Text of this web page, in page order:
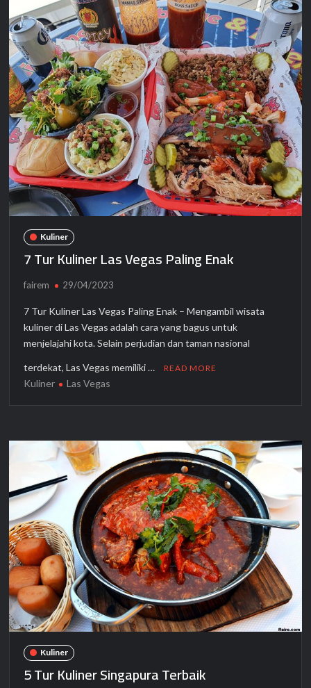
Kuliner
7 Tur Kuliner Las Vegas Paling Enak
fairem 29/04/2023
7 Tur Kuliner Las Vegas Paling Enak – Mengambil wisata
kuliner di Las Vegas adalah cara yang bagus untuk
menjelajahi kota. Selain perjudian dan taman nasional
terdekat, Las Vegas memiliki … READ MORE
Kuliner Las Vegas
Kuliner
5 Tur Kuliner Singapura Terbaik